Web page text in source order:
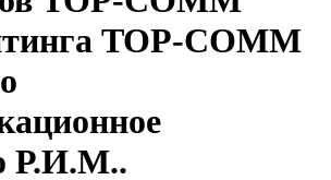
TOP-COMM
Р.И.М..